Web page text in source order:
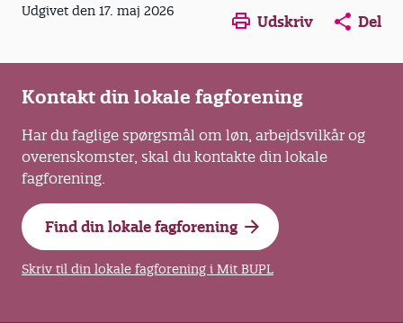
Udgivet den 17. maj 2026 Opens in a new window
Opens in a new
Opens in
Udskriv Del
Kontakt din lokale fagforening
Har du faglige spørgsmål om løn, arbejdsvilkår og
overenskomster, skal du kontakte din lokale
fagforening.
Find din lokale fagforening
Skriv til din lokale fagforening i Mit BUPL